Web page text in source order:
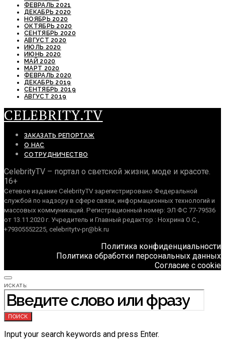
ФЕВРАЛЬ 2021
ДЕКАБРЬ 2020
НОЯБРЬ 2020
ОКТЯБРЬ 2020
СЕНТЯБРЬ 2020
АВГУСТ 2020
ИЮЛЬ 2020
ИЮНЬ 2020
МАЙ 2020
МАРТ 2020
ФЕВРАЛЬ 2020
ДЕКАБРЬ 2019
СЕНТЯБРЬ 2019
АВГУСТ 2019
CELEBRITY.TV
ЗАКАЗАТЬ РЕПОРТАЖ
О НАС
СОТРУДНИЧЕСТВО
CelebrityTV – портал о светской жизни, моде и красоте.
16+
Сетевое издание CelebrityTV зарегистрировано Федеральной
службой по надзору в сфере связи, информационных технологий и
массовых коммуникаций. Регистрационный номер: ЭЛ ФС 77-79536
от 13.11.2020 г. Учредитель и Главный редактор : Нохрина О.С.,
+79305552225, celebritytv-pr@bk.ru
Политика конфиденциальности
Политика обработки персональных данных
Согласие с cookie
ИСКАТЬ:
ПОИСК
Input your search keywords and press Enter.